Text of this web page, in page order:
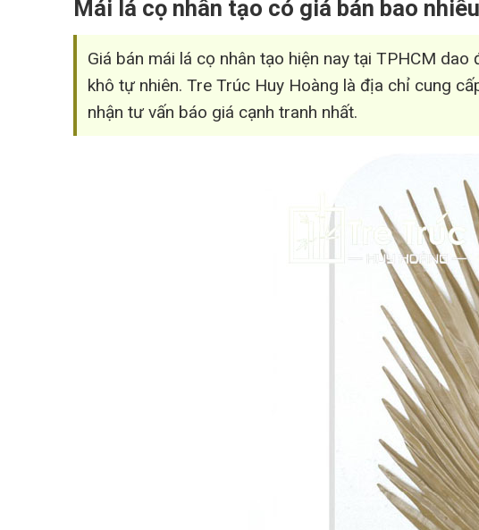
Mái lá cọ nhân tạo có giá bán bao
Giá bán mái lá cọ nhân tạo hiện nay tại TPHCM
khô tự nhiên. Tre Trúc Huy Hoàng là địa chỉ cung
nhận tư vấn báo giá cạnh tranh nhất.